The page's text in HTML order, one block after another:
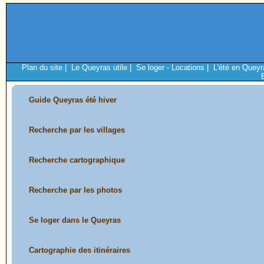
Plan du site Le Queyras utile Se loger - Locations
L'été en
Guide Queyras été hiver
Recherche par les villages
Recherche cartographique
Recherche par les photos
Se loger dans le Queyras
Cartographie des itinéraires